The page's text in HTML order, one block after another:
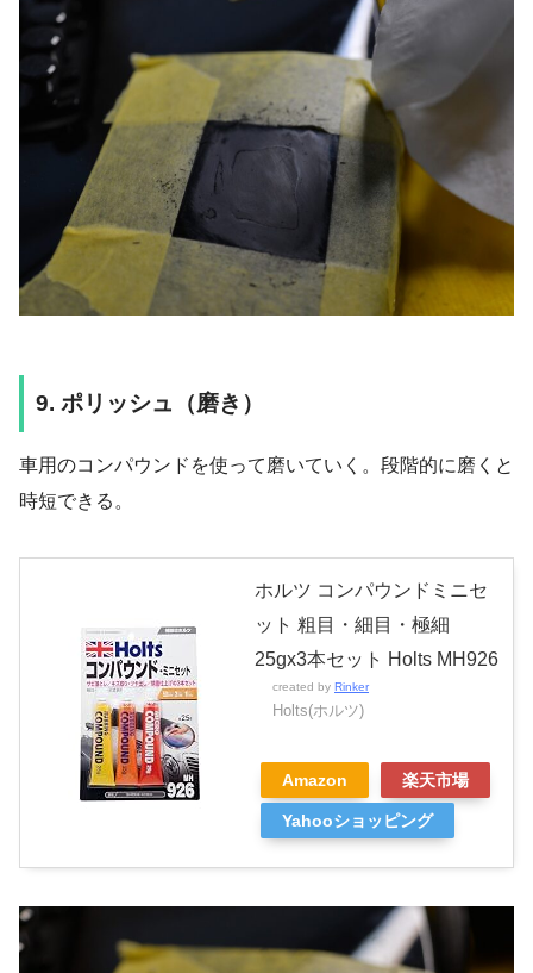
9. ポリッシュ（磨き）
車用のコンパウンドを使って磨いていく。段階的に磨くと
時短できる。
ホルツ コンパウンドミニセ
ット 粗目・細目・極細
25gx3本セット Holts MH926
created by Rinker
Holts(ホルツ)
Amazon 楽天市場
Yahooショッピング